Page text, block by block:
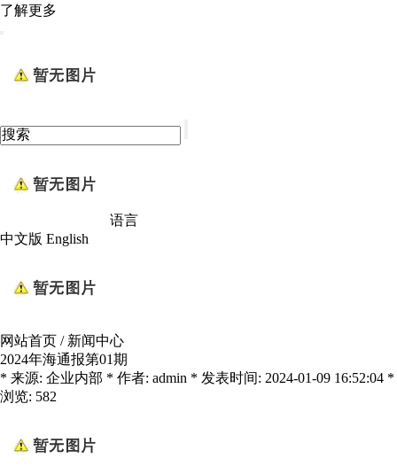
了解更多
语言
中文版 English
网站首页 / 新闻中心
2024年海通报第01期
* 来源: 企业内部 * 作者: admin * 发表时间: 2024-01-09 16:52:04 *
浏览: 582